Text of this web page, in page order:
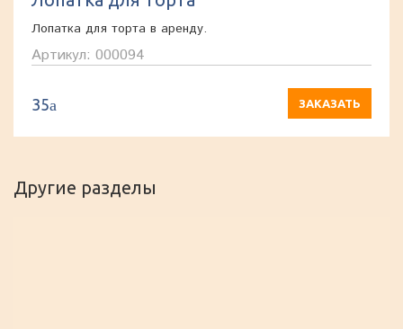
Лопатка для торта в аренду.
Артикул: 000094
35a ЗАКАЗАТЬ
Другие разделы